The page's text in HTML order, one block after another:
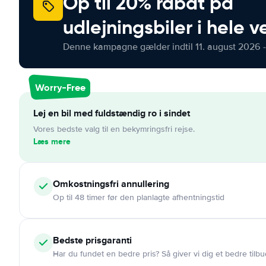
udlejningsbiler i hele
Denne kampagne gælder indtil 11. august 2026
Worry-Free
Lej en bil med fuldstændig ro i sindet
Vores bedste valg til en bekymringsfri rejse.
Læs mere
Omkostningsfri annullering
Op til 48 timer før den planlagte afhentningstid
Bedste prisgaranti
Har du fundet en bedre pris? Så giver vi dig et bedre